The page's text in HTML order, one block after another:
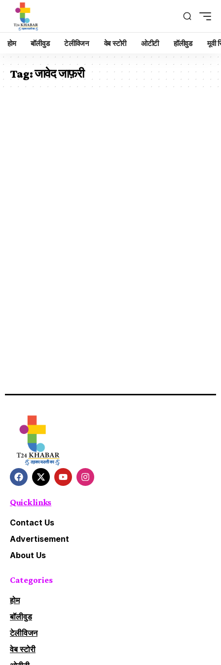
होम बॉलीवुड टेलीविजन वेब स्टोरी ओटीटी हॉलीवुड मूवी
Tag:जावेद जाफ़री
Quick links
Contact Us
Advertisement
About Us
Categories
होम
बॉलीवुड
टेलीविजन
वेब स्टोरी